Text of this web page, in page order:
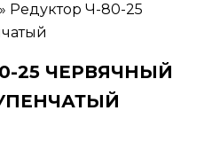
» Редуктор Ч-80-25
25 ЧЕРВЯЧНЫЙ